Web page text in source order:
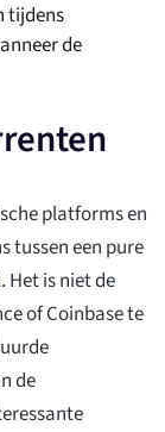
tijdens
de
platforms en
tussen een pure
is niet de
of Coinbase te
de